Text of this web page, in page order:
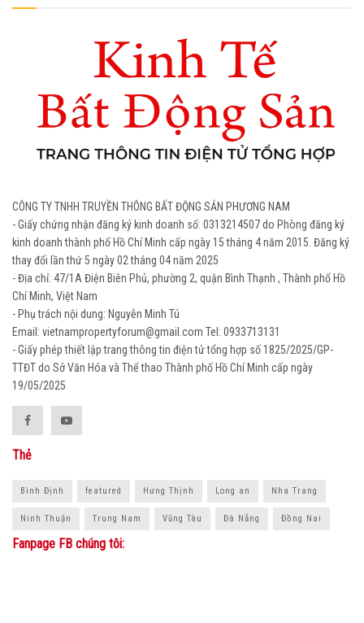
CÔNG TY TNHH TRUYỀN THÔNG BẤT ĐỘNG SẢN PHƯƠNG NAM
- Giấy chứng nhận đăng ký kinh doanh số: 0313214507 do Phòng đăng ký
kinh doanh thành phố Hồ Chí Minh cấp ngày 15 tháng 4 năm 2015. Đăng ký
thay đổi lần thứ 5 ngày 02 tháng 04 năm 2025
- Địa chỉ: 47/1A Điện Biên Phủ, phường 2, quận Bình Thạnh , Thành phố Hồ
Chí Minh, Việt Nam
- Phụ trách nội dung: Nguyễn Minh Tú
Email: vietnampropertyforum@gmail.com Tel: ‭0933713131
- Giấy phép thiết lập trang thông tin điện tử tổng hợp số 1825/2025/GP-
TTĐT do Sở Văn Hóa và Thể thao Thành phố Hồ Chí Minh cấp ngày
19/05/2025
Thẻ
Bình Định featured Hưng Thịnh Long an Nha Trang
Ninh Thuận Trung Nam Vũng Tàu Đà Nẵng Đồng Nai
Fanpage FB chúng tôi: